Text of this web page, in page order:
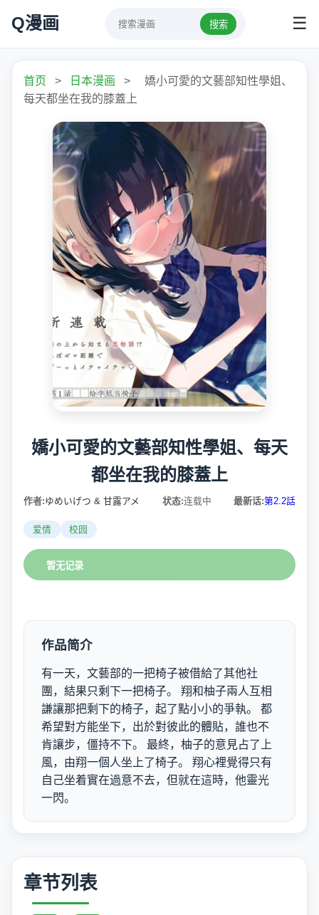
Q漫画 搜索 ☰
首页 > 日本漫画 >
嬌小可愛的文藝部知性學姐、
每天都坐在我的膝蓋上
嬌小可愛的文藝部知性學姐、每天
都坐在我的膝蓋上
作者:ゆめいげつ & 甘露アメ 状态:连载中 最新话:第2.2話
爱情 校园
暂无记录
作品简介
有一天，文藝部的一把椅子被借給了其他社
團，結果只剩下一把椅子。 翔和柚子兩人互相
謙讓那把剩下的椅子，起了點小小的爭執。 都
希望對方能坐下，出於對彼此的體貼，誰也不
肯讓步，僵持不下。 最終，柚子的意見占了上
風，由翔一個人坐上了椅子。 翔心裡覺得只有
自己坐着實在過意不去，但就在這時，他靈光
一閃。
章节列表